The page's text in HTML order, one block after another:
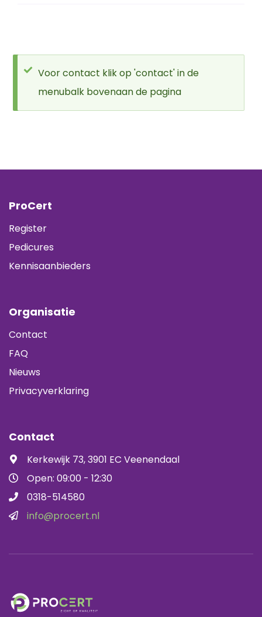
Statusbericht
Voor contact klik op 'contact' in de
menubalk bovenaan de pagina
ProCert
Register
Pedicures
Kennisaanbieders
Organisatie
Contact
FAQ
Nieuws
Privacyverklaring
Contact
Kerkewijk 73, 3901 EC Veenendaal
Open: 09:00 - 12:30
0318-514580
info@procert.nl